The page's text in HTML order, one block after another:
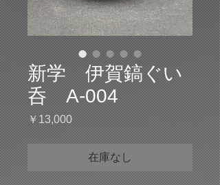
新学 伊賀鎬ぐい
呑 A-004
￥13,000価
在庫なし